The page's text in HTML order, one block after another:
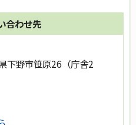
合わせ先
下野市笹原26（庁舎2